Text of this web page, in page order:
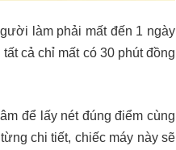
làm phải mất đến 1 ngày
cả chỉ mất có 30 phút đồng
để lấy nét đúng điểm cùng
chi tiết, chiếc máy này sẽ